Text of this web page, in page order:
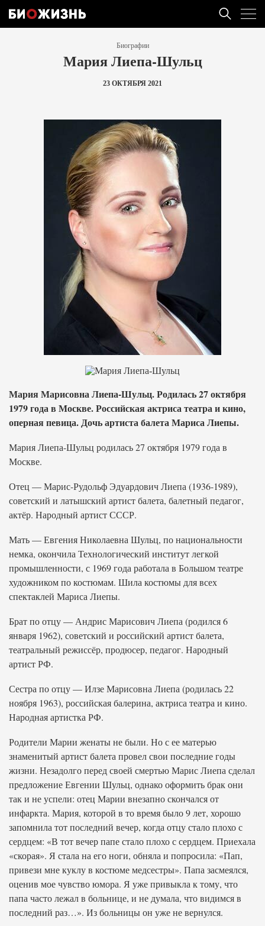
Биографии
Мария Лиепа-Шульц
23 ОКТЯБРЯ 2021
Мария Марисовна Лиепа-Шульц. Родилась 27 октября
1979 года в Москве. Российская актриса театра и кино,
оперная певица. Дочь артиста балета Мариса Лиепы.
Мария Лиепа-Шульц родилась 27 октября 1979 года в
Москве.
Отец — Марис-Рудольф Эдуардович Лиепа (1936-1989),
советский и латышский артист балета, балетный педагог,
актёр. Народный артист СССР.
Мать — Евгения Николаевна Шульц, по национальности
немка, окончила Технологический институт легкой
промышленности, с 1969 года работала в Большом театре
художником по костюмам. Шила костюмы для всех
спектаклей Мариса Лиепы.
Брат по отцу — Андрис Марисович Лиепа (родился 6
января 1962), советский и российский артист балета,
театральный режиссёр, продюсер, педагог. Народный
артист РФ.
Сестра по отцу — Илзе Марисовна Лиепа (родилась 22
ноября 1963), российская балерина, актриса театра и кино.
Народная артистка РФ.
Родители Марии женаты не были. Но с ее матерью
знаменитый артист балета провел свои последние годы
жизни. Незадолго перед своей смертью Марис Лиепа сделал
предложение Евгении Шульц, однако оформить брак они
так и не успели: отец Марии внезапно скончался от
инфаркта. Мария, которой в то время было 9 лет, хорошо
запомнила тот последний вечер, когда отцу стало плохо с
сердцем: «В тот вечер папе стало плохо с сердцем. Приехала
«скорая». Я стала на его ноги, обняла и попросила: «Пап,
привези мне куклу в костюме медсестры». Папа засмеялся,
оценив мое чувство юмора. Я уже привыкла к тому, что
папа часто лежал в больнице, и не думала, что видимся в
последний раз…». Из больницы он уже не вернулся.